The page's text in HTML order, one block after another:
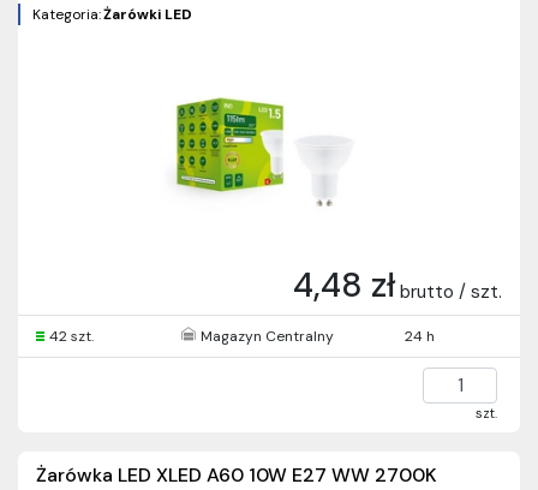
Kategoria:Żarówki LED
4,48 zł brutto / szt.
42 szt. Magazyn Centralny 24 h
szt.
Żarówka LED XLED A60 10W E27 WW 2700K